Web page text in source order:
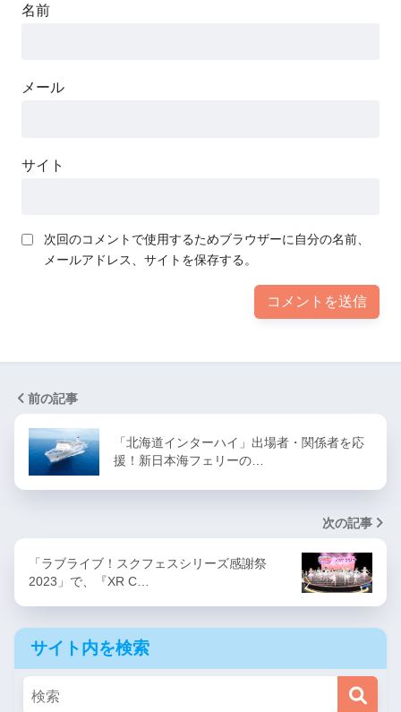
名前
メール
サイト
次回のコメントで使用するためブラウザーに自分の名前、
メールアドレス、サイトを保存する。
前の記事
「北海道インターハイ」出場者・関係者を応
援！新日本海フェリーの…
次の記事
「ラブライブ！スクフェスシリーズ感謝祭
2023」で、『XR C…
サイト内を検索